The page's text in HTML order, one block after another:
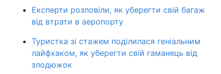
Експерти розповіли, як уберегти свій багаж
від втрати в аеропорту
Туристка зі стажем поділилася геніальним
лайфхаком, як уберегти свій гаманець від
злодюжок